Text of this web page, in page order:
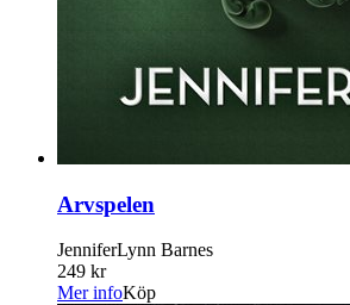
Arvspelen
JenniferLynn Barnes
249 kr
Mer infoKöp